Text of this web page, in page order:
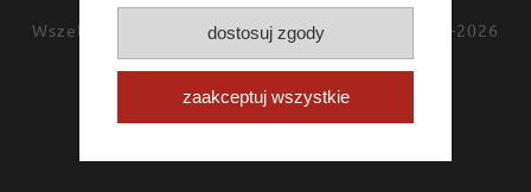
Wszelkie prawa zastrzeżoneJAKÓBCZAK
© 1994-2026
Polityka prywatności
Kontakt
dostosuj zgody
zaakceptuj wszystkie